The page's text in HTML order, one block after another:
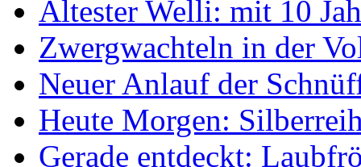
Ältester Welli: mit 10
Zwergwachteln in der
Neuer Anlauf der
Heute Morgen:
Gerade entdeckt: